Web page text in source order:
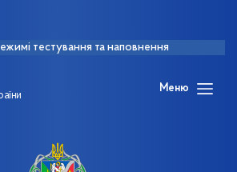
тестування та наповнення
Меню